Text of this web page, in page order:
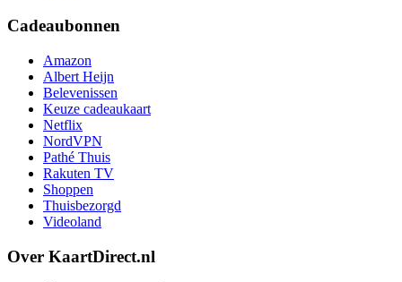
Cadeaubonnen
Amazon
Albert Heijn
Belevenissen
Keuze cadeaukaart
Netflix
NordVPN
Pathé Thuis
Rakuten TV
Shoppen
Thuisbezorgd
Videoland
Over KaartDirect.nl